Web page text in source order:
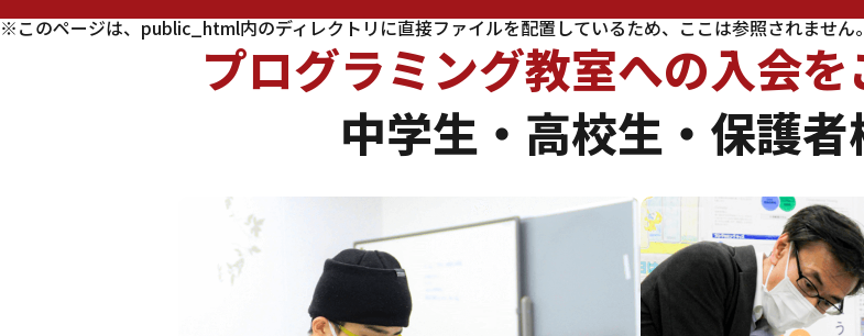
※このページは、public_html内のディレクトリに直接ファイルを配置しているため、ここは参照されません
プログラミング教室への入会を
中学生・高校生・保護者